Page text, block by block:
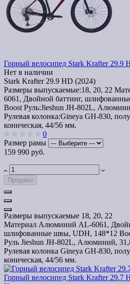
Горный велосипед Stark Krafter 29.9
Нет в наличии
Stark Krafter 29.9 HD (2024)
Размеры выпускаемые:18, 20, 22
6061, Двойной баттинг,
Boost Руль:Jieshun JH-802L,
Рулевая колонка:Gineya GH-830,
коническая, 44/56 мм.
0
Размер рамы
159 990 руб.
Продано
Размеры выпускаемые 18, 20, 22
Материал Алюминий AL-6061,
шлифованные швы, UDH, 148*12
Руль Jieshun JH-802L, Алюминий,
Рулевая колонка Gineya GH-830,
коническая, 44/56 мм.
Горный велосипед Stark Krafter 29.7